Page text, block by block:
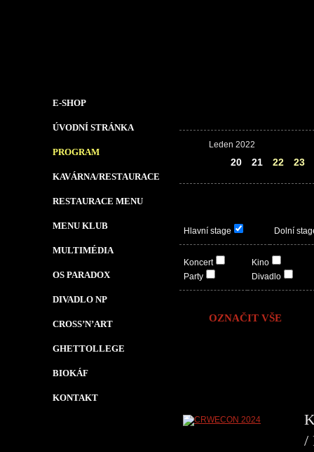
E-SHOP
ÚVODNÍ STRÁNKA
PROGRAM
KAVÁRNA/RESTAURACE
RESTAURACE MENU
MENU KLUB
MULTIMÉDIA
OS PARADOX
DIVADLO NP
CROSS’N’ART
GHETTOLLEGE
BIOKÁF
KONTAKT
Leden 2022
20 21 22 23
Hlavní stage Dolní
Koncert
Party
Kino
Divadlo
OZNAČIT VŠE
/